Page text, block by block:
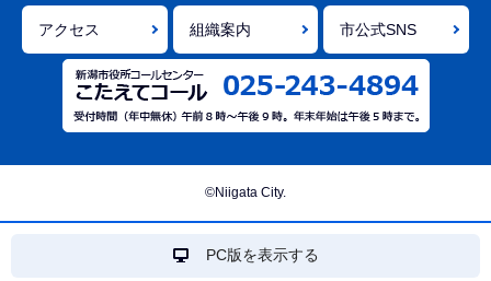
で
アクセス 組織案内 市公式SNS
©Niigata City.
PC版を表示する